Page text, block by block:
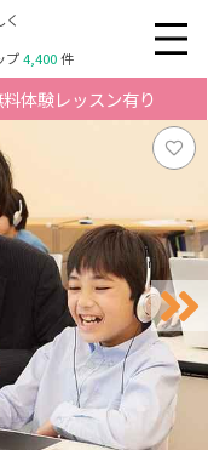
プ4,400件
料体験レッスン有り